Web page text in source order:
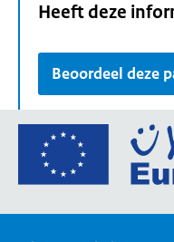
Heeft deze
Beoordeel deze